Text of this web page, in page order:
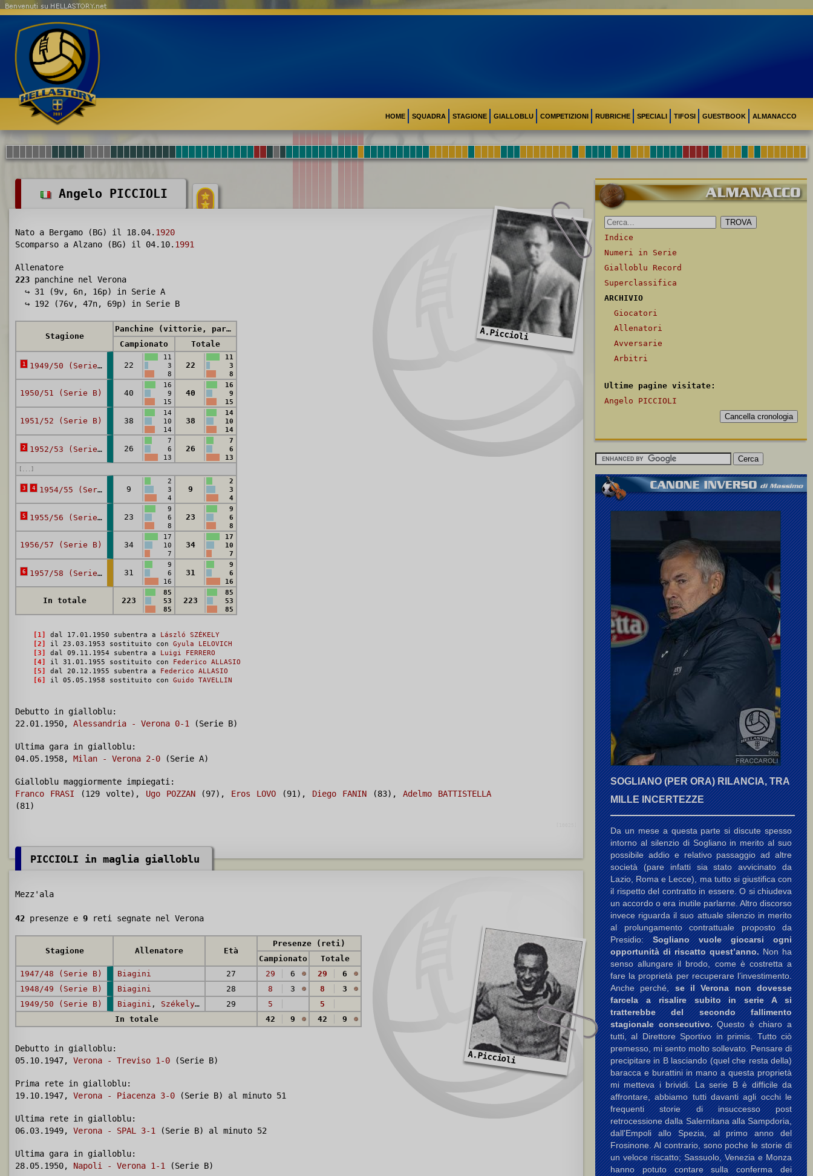
HOME SQUADRA STAGIONE GIALLOBLU COMPETIZIONI RUBRICHE SPECIALI TIFOSI GUESTBOOK ALMANACCO
Benvenuti su HELLASTORY.net
Angelo PICCIOLI
A.Piccioli
Nato a Bergamo (BG) il 18.04. 1920
Scomparso a Alzano (BG) il 04.10. 1991
Allenatore
223 panchine nel Verona
↪ 31 (9v, 6n, 16p) in Serie A
↪ 192 (76v, 47n, 69p) in Serie B
Stagione
Panchine (vittorie, pareggi, sconfitte)
Campionato
Totale
1 1949/50 (Serie B) 22
11
3
8
22
11
3
8
1950/51 (Serie B) 40
16
9
15
40
16
9
15
1951/52 (Serie B) 38
14
10
14
38
14
10
14
2 1952/53 (Serie B) 26
7
6
13
26
7
6
13
[...]
3 4 1954/55 (Serie B) 9
2
3
4
9
2
3
4
5 1955/56 (Serie B) 23
9
6
8
23
9
6
8
1956/57 (Serie B) 34
17
10
7
34
17
10
7
6 1957/58 (Serie A) 31
9
6
16
31
9
6
16
In totale 223
85
53
85
223
85
53
85
[1] dal 17.01.1950 subentra a László SZÉKELY
[2]
il 23.03.1953 sostituito con Gyula LELOVICH
[3]
dal 09.11.1954 subentra a Luigi FERRERO
[4]
il 31.01.1955 sostituito con Federico ALLASIO
[5]
dal 20.12.1955 subentra a Federico ALLASIO
[6]
il 05.05.1958 sostituito con Guido TAVELLIN
Debutto in gialloblu:
22.01.1950, Alessandria - Verona 0-1 (Serie B)
Ultima gara in gialloblu:
04.05.1958, Milan - Verona 2-0 (Serie A)
Gialloblu maggiormente impiegati:
Franco FRASI (129 volte), Ugo POZZAN(97), Eros LOVO (91), Diego FANIN(83), Adelmo BATTISTELLA
(81)
PICCIOLI in maglia gialloblu
A.Piccioli
Mezz'ala
42 presenze e 9 reti segnate nel Verona
Stagione Allenatore Età
Presenze (reti)
Campionato
Totale
1947/48 (Serie B)
Biagini 27 29 6 29
6
1948/49 (Serie B)
Biagini 28 8 3 8
3
1949/50 (Serie B)
Biagini , Székely, Piccioli
29 5
5
In totale
42 9 42 9
Debutto in gialloblu:
05.10.1947, Verona - Treviso 1-0 (Serie B)
Prima rete in gialloblu:
19.10.1947, Verona - Piacenza 3-0 (Serie B) al minuto 51
Ultima rete in gialloblu:
06.03.1949, Verona - SPAL 3-1 (Serie B) al minuto 52
Ultima gara in gialloblu:
28.05.1950, Napoli - Verona 1-1 (Serie B)
Indice
Numeri in Serie
Gialloblu Record
Superclassifica
ARCHIVIO
Giocatori
Allenatori
Avversarie
Arbitri
Ultime pagine visitate:
Angelo PICCIOLI
SOGLIANO (PER ORA) RILANCIA, TRA
MILLE INCERTEZZE
Da un mese a questa parte si discute spesso
intorno al silenzio di Sogliano in merito al suo
possibile addio e relativo passaggio ad altre
società (pare infatti sia stato avvicinato da
Lazio, Roma e Lecce), ma tutto si giustifica con
il rispetto del contratto in essere. O si chiudeva
un accordo o era inutile parlarne. Altro discorso
invece riguarda il suo attuale silenzio in merito
al prolungamento contrattuale proposto da
Presidio:Sogliano vuole giocarsi ogni
opportunità di riscatto quest’anno.Non ha
senso allungare il brodo, come è costretta a
fare la proprietà per recuperare l’investimento.
Anche perché,se il Verona non dovesse
farcela a risalire subito in serie A si
tratterebbe del secondo fallimento
stagionale consecutivo.Questo è chiaro a
tutti, al Direttore Sportivo in primis. Tutto ciò
premesso, mi sento molto sollevato. Pensare di
precipitare in B lasciando (quel che resta della)
baracca e burattini in mano a questa proprietà
mi metteva i brividi. La serie B è difficile da
affrontare, abbiamo tutti davanti agli occhi le
frequenti storie di insuccesso post
retrocessione dalla Salernitana alla Sampdoria,
dall'Empoli allo Spezia, al primo anno del
Frosinone. Al contrario, sono poche le storie di
un veloce riscatto; Sassuolo, Venezia e Monza
hanno potuto contare sulla conferma dei